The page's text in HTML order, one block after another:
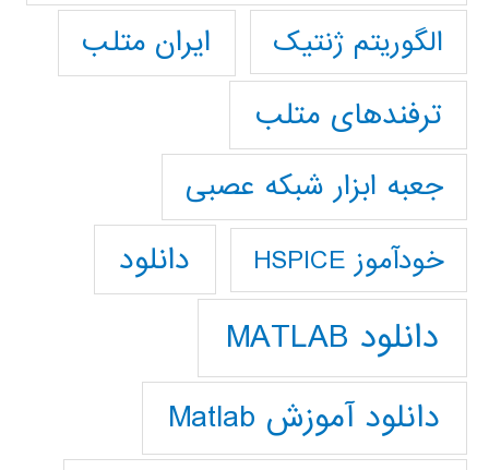
الگوریتم ژنتیک
ایران متلب
ترفندهای متلب
جعبه ابزار شبکه عصبی
خودآموز HSPICE دانلود
دانلود MATLAB
دانلود آموزش Matlab